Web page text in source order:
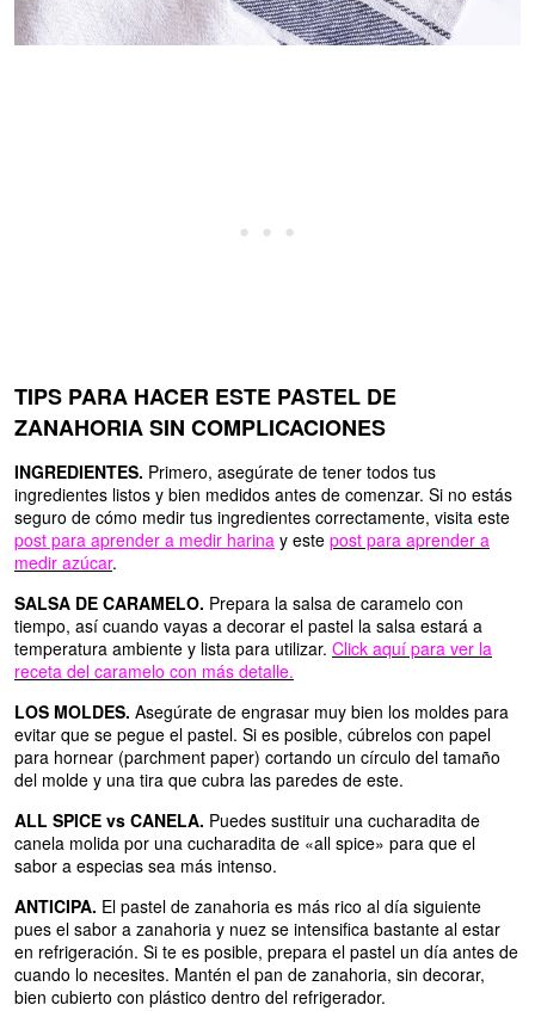
TIPS PARA HACER ESTE PASTEL DE
ZANAHORIA SIN COMPLICACIONES
INGREDIENTES. Primero, asegúrate de tener todos tus
ingredientes listos y bien medidos antes de comenzar. Si no estás
seguro de cómo medir tus ingredientes correctamente, visita este
post para aprender a medir harina y este post para aprender a
medir azúcar.
SALSA DE CARAMELO. Prepara la salsa de caramelo con
tiempo, así cuando vayas a decorar el pastel la salsa estará a
temperatura ambiente y lista para utilizar. Click aquí para ver la
receta del caramelo con más detalle.
LOS MOLDES. Asegúrate de engrasar muy bien los moldes para
evitar que se pegue el pastel. Si es posible, cúbrelos con papel
para hornear (parchment paper) cortando un círculo del tamaño
del molde y una tira que cubra las paredes de este.
ALL SPICE vs CANELA. Puedes sustituir una cucharadita de
canela molida por una cucharadita de «all spice» para que el
sabor a especias sea más intenso.
ANTICIPA. El pastel de zanahoria es más rico al día siguiente
pues el sabor a zanahoria y nuez se intensifica bastante al estar
en refrigeración. Si te es posible, prepara el pastel un día antes de
cuando lo necesites. Mantén el pan de zanahoria, sin decorar,
bien cubierto con plástico dentro del refrigerador.